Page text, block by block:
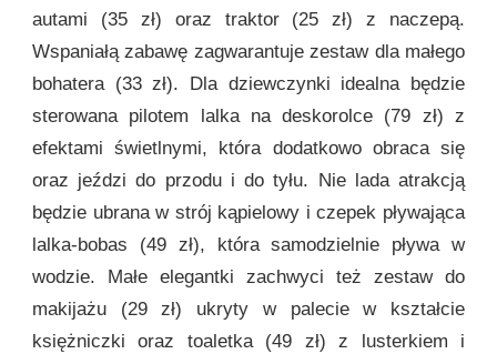
autami (35 zł) oraz traktor (25 zł) z naczepą.
Wspaniałą zabawę zagwarantuje zestaw dla małego
bohatera (33 zł). Dla dziewczynki idealna będzie
sterowana pilotem lalka na deskorolce (79 zł) z
efektami świetlnymi, która dodatkowo obraca się
oraz jeździ do przodu i do tyłu. Nie lada atrakcją
będzie ubrana w strój kąpielowy i czepek pływająca
lalka-bobas (49 zł), która samodzielnie pływa w
wodzie. Małe elegantki zachwyci też zestaw do
makijażu (29 zł) ukryty w palecie w kształcie
księżniczki oraz toaletka (49 zł) z lusterkiem i